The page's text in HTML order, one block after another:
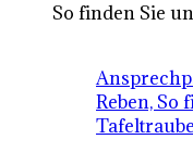
So finden Sie
Reben, So